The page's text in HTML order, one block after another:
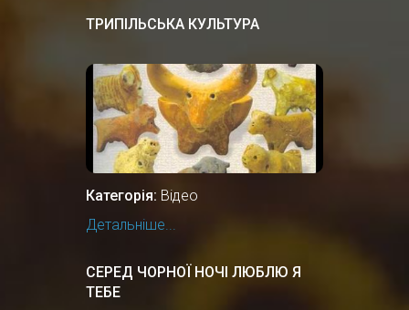
ТРИПІЛЬСЬКА КУЛЬТУРА
Категорія: Відео
Детальніше...
СЕРЕД ЧОРНОЇ НОЧІ ЛЮБЛЮ Я
ТЕБЕ